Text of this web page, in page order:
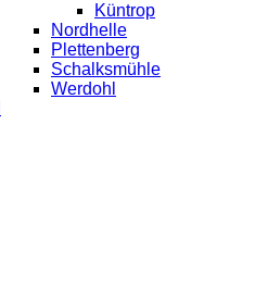
Küntrop
Nordhelle
Plettenberg
Schalksmühle
Werdohl